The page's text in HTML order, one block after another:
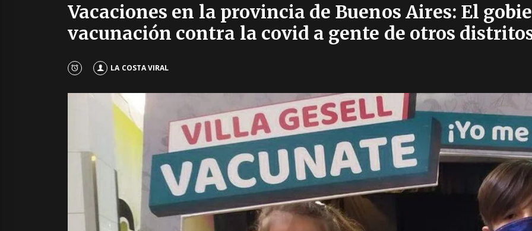
Vacaciones en la provincia de Buenos Aires: El
vacunación contra la covid a gente de otros
LA COSTA VIRAL